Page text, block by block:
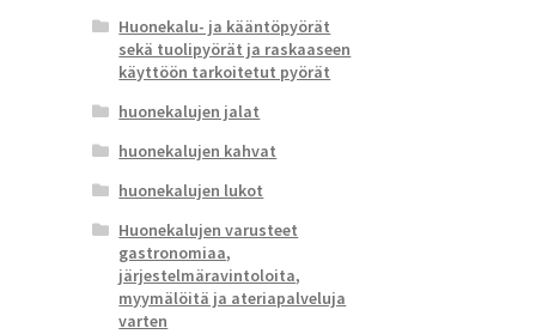
Huonekalu- ja kääntöpyörät
sekä tuolipyörät ja raskaaseen
käyttöön tarkoitetut pyörät
huonekalujen jalat
huonekalujen kahvat
huonekalujen lukot
Huonekalujen varusteet
gastronomiaa,
järjestelmäravintoloita,
myymälöitä ja ateriapalveluja
varten